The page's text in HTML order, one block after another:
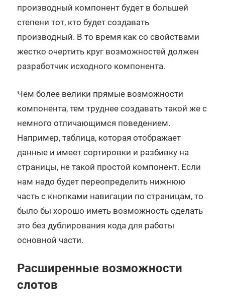
производный компонент будет в большей
степени тот, кто будет создавать
производный. В то время как со свойствами
жестко очертить круг возможностей должен
разработчик исходного компонента.
Чем более велики прямые возможности
компонента, тем труднее создавать такой же с
немного отличающимся поведением.
Например, таблица, которая отображает
данные и имеет сортировки и разбивку на
страницы, не такой простой компонент. Если
нам надо будет переопределить нижнюю
часть с кнопками навигации по страницам, то
было бы хорошо иметь возможность сделать
это без дублирования кода для работы
основной части.
Расширенные возможности
слотов